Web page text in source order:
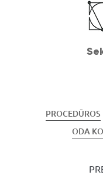
PROCEDŪROS
ODA